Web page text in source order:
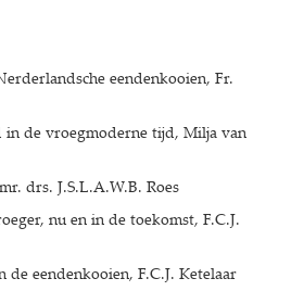
eendenkooien, Fr.
in de vroegmoderne tijd, Milja van
drs. J.S.L.A.W.B. Roes
nu en in de toekomst, F.C.J.
de eendenkooien, F.C.J. Ketelaar